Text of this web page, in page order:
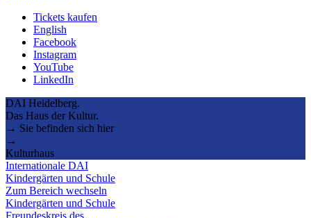
Tickets kaufen
English
Facebook
Instagram
YouTube
LinkedIn
DAI Heidelberg.
Das Haus der Kultur.
→ Sie befinden sich hier
→
Kulturhaus
Internationale DAI
Kindergärten und Schule
Zum Bereich wechseln
Kindergärten und Schule
Freundeskreis des